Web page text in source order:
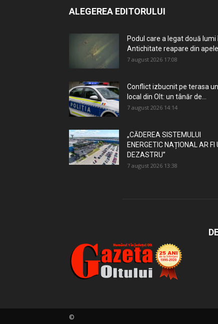
ALEGEREA EDITORULUI
Podul care a legat două lumi
Antichitate reapare din
7 august 2026 17:08
Conflict izbucnit pe terasa
local din Olt: un tânăr de...
7 august 2026 14:14
„CĂDEREA SISTEMULUI
ENERGETIC NAȚIONAL AR FI
DEZASTRU”
7 august 2026 13:38
©